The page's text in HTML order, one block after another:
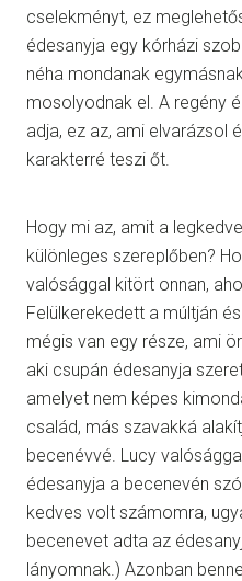
cselekményt, ez
édesanyja egy kórházi
néha mondanak
mosolyodnak el. A regény
adja, ez az, ami elvarázsol
karakterré teszi őt.
Hogy mi az, amit a
különleges szereplőben?
valósággal kitört onnan,
Felülkerekedett a múltján
mégis van egy része, ami
aki csupán édesanyja
amelyet nem képes
család, más szavakká
becenévvé. Lucy
édesanyja a becenevén
kedves volt számomra,
becenevet adta az
lányomnak.) Azonban